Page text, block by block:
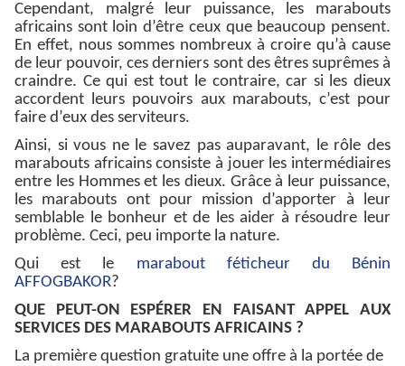
Cependant, malgré leur puissance, les marabouts
africains sont loin d’être ceux que beaucoup pensent.
En effet, nous sommes nombreux à croire qu’à cause
de leur pouvoir, ces derniers sont des êtres suprêmes à
craindre. Ce qui est tout le contraire, car si les dieux
accordent leurs pouvoirs aux marabouts, c’est pour
faire d’eux des serviteurs.
Ainsi, si vous ne le savez pas auparavant, le rôle des
marabouts africains consiste à jouer les intermédiaires
entre les Hommes et les dieux. Grâce à leur puissance,
les marabouts ont pour mission d’apporter à leur
semblable le bonheur et de les aider à résoudre leur
problème. Ceci, peu importe la nature.
Qui est le marabout féticheur du Bénin
AFFOGBAKOR?
QUE PEUT-ON ESPÉRER EN FAISANT APPEL AUX
SERVICES DES MARABOUTS AFRICAINS ?
La première question gratuite une offre à la portée de